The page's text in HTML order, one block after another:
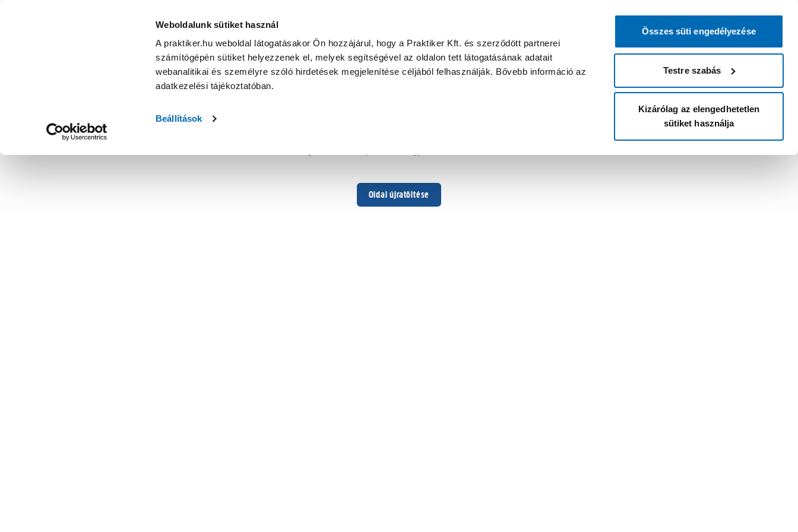
Weboldalunk sütiket használ
A praktiker.hu weboldal látogatásakor Ön hozzájárul, hogy a Praktiker Kft. és szerződött partnerei
számítógépén sütiket helyezzenek el, melyek segítségével az oldalon tett látogatásának adatait
webanalitikai és személyre szóló hirdetések megjelenítése céljából felhasználják. Bővebb információ az
adatkezelési tájékoztatóban.
Beállítások
Összes süti engedélyezése
Testre szabás
Kizárólag az elengedhetetlen
sütiket használja
Oldal újratöltése